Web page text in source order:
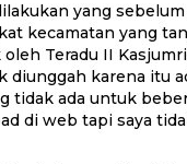
yang
kecamatan yang
Teradu II
diunggah karena itu
tidak ada untuk
di web tapi saya